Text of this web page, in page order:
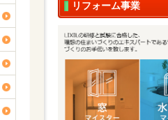
リフォーム事業